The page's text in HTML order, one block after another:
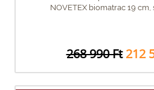
NOVETEX biomatrac 19 cm,
268 990 Ft 212